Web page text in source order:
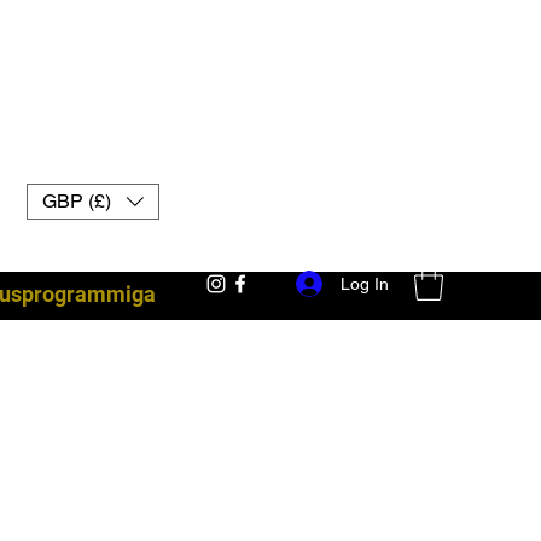
GBP (£)
Log In
võitlusvarustus Ühendkuningriigi muay thai kindad